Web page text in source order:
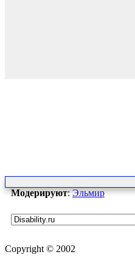
Модерируют:Эльмир
Copyright © 2002